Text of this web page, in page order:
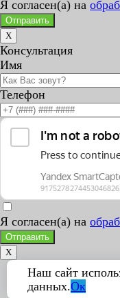
Я согласен(а) на
Отправить
X
Консультация
Имя
Телефон
Я согласен(а) на
Отправить
X
Наш сайт
данных.Ок